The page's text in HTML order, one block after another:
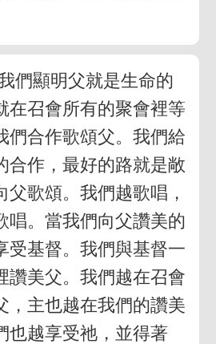
們顯明父就是生命的
在召會所有的聚會裡等
們合作歌頌父。我們給
合作，最好的路就是敞
父歌頌。我們越歌唱，
唱。當我們向父讚美的
受基督。我們與基督一
讚美父。我們越在召會
，主也越在我們的讚美
也越享受祂，並得著